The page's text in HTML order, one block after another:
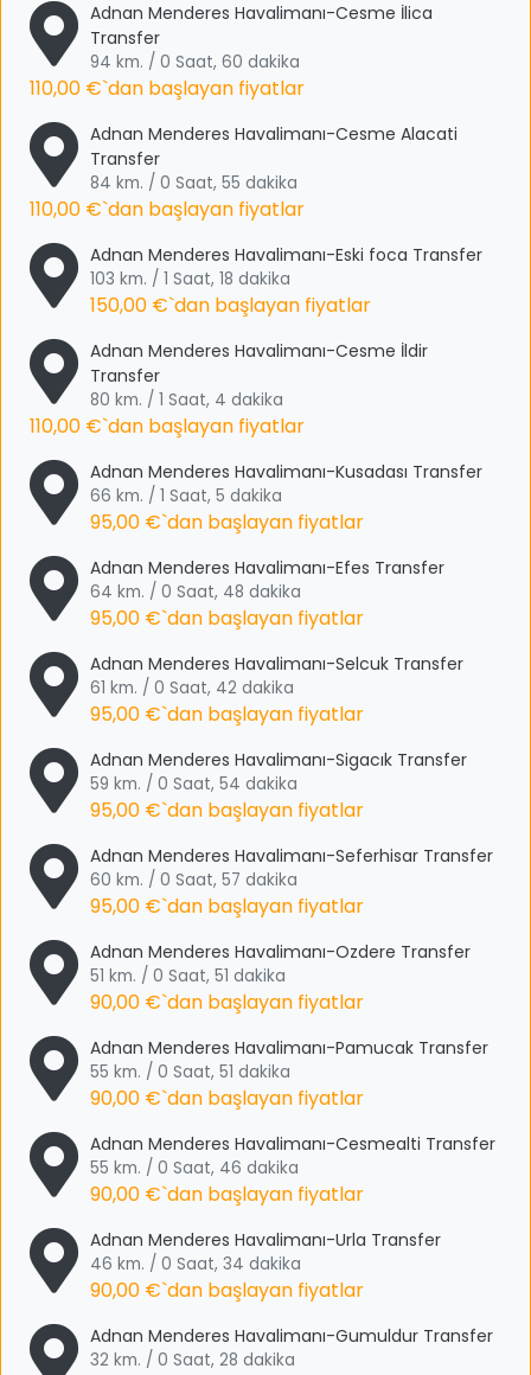
Adnan Menderes Havalimanı-Cesme İlica
Transfer
94 km. / 0 Saat, 60 dakika
110,00 €`dan başlayan fiyatlar
Adnan Menderes Havalimanı-Cesme Alacati
Transfer
84 km. / 0 Saat, 55 dakika
110,00 €`dan başlayan fiyatlar
Adnan Menderes Havalimanı-Eski foca Transfer
103 km. / 1 Saat, 18 dakika
150,00 €`dan başlayan fiyatlar
Adnan Menderes Havalimanı-Cesme İldir
Transfer
80 km. / 1 Saat, 4 dakika
110,00 €`dan başlayan fiyatlar
Adnan Menderes Havalimanı-Kusadası Transfer
66 km. / 1 Saat, 5 dakika
95,00 €`dan başlayan fiyatlar
Adnan Menderes Havalimanı-Efes Transfer
64 km. / 0 Saat, 48 dakika
95,00 €`dan başlayan fiyatlar
Adnan Menderes Havalimanı-Selcuk Transfer
61 km. / 0 Saat, 42 dakika
95,00 €`dan başlayan fiyatlar
Adnan Menderes Havalimanı-Sigacık Transfer
59 km. / 0 Saat, 54 dakika
95,00 €`dan başlayan fiyatlar
Adnan Menderes Havalimanı-Seferhisar Transfer
60 km. / 0 Saat, 57 dakika
95,00 €`dan başlayan fiyatlar
Adnan Menderes Havalimanı-Ozdere Transfer
51 km. / 0 Saat, 51 dakika
90,00 €`dan başlayan fiyatlar
Adnan Menderes Havalimanı-Pamucak Transfer
55 km. / 0 Saat, 51 dakika
90,00 €`dan başlayan fiyatlar
Adnan Menderes Havalimanı-Cesmealti Transfer
55 km. / 0 Saat, 46 dakika
90,00 €`dan başlayan fiyatlar
Adnan Menderes Havalimanı-Urla Transfer
46 km. / 0 Saat, 34 dakika
90,00 €`dan başlayan fiyatlar
Adnan Menderes Havalimanı-Gumuldur Transfer
32 km. / 0 Saat, 28 dakika